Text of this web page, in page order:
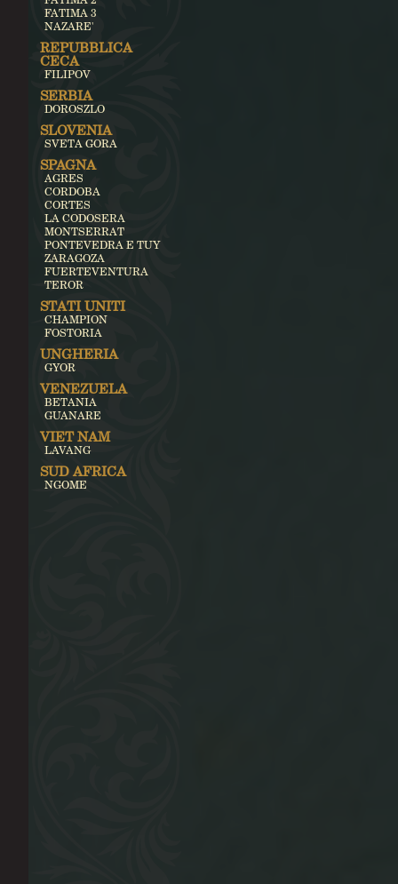
FATIMA 3
NAZARE'
REPUBBLICA
CECA
FILIPOV
SERBIA
DOROSZLO
SLOVENIA
SVETA GORA
SPAGNA
AGRES
CORDOBA
CORTES
LA CODOSERA
MONTSERRAT
PONTEVEDRA E TUY
ZARAGOZA
FUERTEVENTURA
TEROR
STATI UNITI
CHAMPION
FOSTORIA
UNGHERIA
GYOR
VENEZUELA
BETANIA
GUANARE
VIET NAM
LAVANG
SUD AFRICA
NGOME